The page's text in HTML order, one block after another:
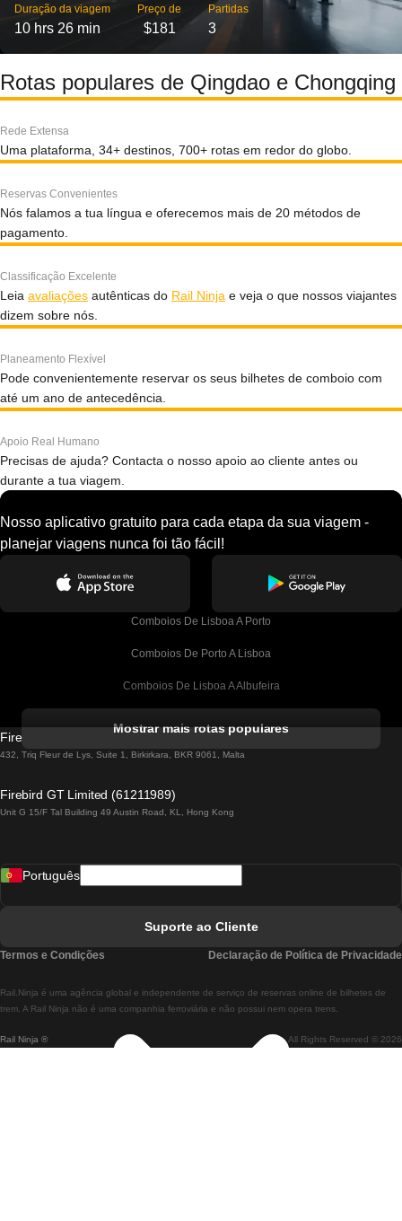
Duração da viagem
10 hrs 26 min
Preço de
$181
Partidas
3
Rotas populares de Qingdao e Chongqing
Rede Extensa
Uma plataforma, 34+ destinos, 700+ rotas em redor do globo.
Reservas Convenientes
Nós falamos a tua língua e oferecemos mais de 20 métodos de
pagamento.
Classificação Excelente
Leia avaliações autênticas do Rail Ninja e veja o que nossos viajantes
dizem sobre nós.
Planeamento Flexível
Pode convenientemente reservar os seus bilhetes de comboio com
até um ano de antecedência.
Apoio Real Humano
Precisas de ajuda? Contacta o nosso apoio ao cliente antes ou
durante a tua viagem.
Nosso aplicativo gratuito para cada etapa da sua viagem -
planejar viagens nunca foi tão fácil!
Comboios De Lisboa A Porto
Comboios De Porto A Lisboa
Comboios De Lisboa A Albufeira
Comboios De Lisboa A Lagos
Comboios De Lisboa A Madrid
Comboios De Lisboa A Braga
Comboios De Braga A Lisboa
Mostrar mais rotas populares
Firebird GT Limited (OC 1451)
432, Triq Fleur de Lys, Suite 1, Birkirkara, BKR 9061, Malta
Firebird GT Limited (61211989)
Unit G 15/F Tal Building 49 Austin Road, KL, Hong Kong
Rail Ninja ® All Rights Reserved © 2026
Rail.Ninja é uma agência global e independente de serviço de reservas online de bilhetes de
trem. A Rail Ninja não é uma companhia ferroviária e não possui nem opera trens.
Português
Suporte ao Cliente
Termos e Condições Declaração de Política de Privacidade